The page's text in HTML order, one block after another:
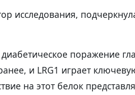
исследования,
поражение
и LRG1 играет
на этот белок